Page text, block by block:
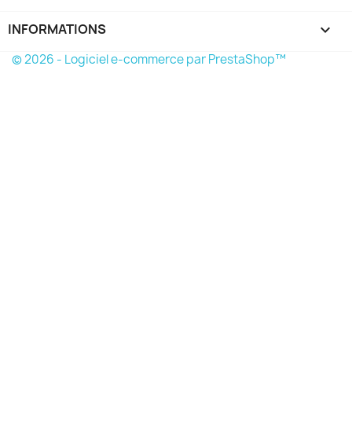
INFORMATIONS keyboard_arrow_down
© 2026 - Logiciel e-commerce par PrestaShop™